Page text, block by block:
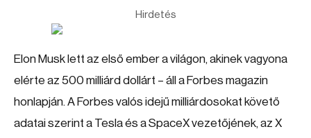
Hirdetés
Elon Musk lett az első ember a világon, akinek vagyona
elérte az 500 milliárd dollárt – áll a Forbes magazin
honlapján. A Forbes valós idejű milliárdosokat követő
adatai szerint a Tesla és a SpaceX vezetőjének, az X